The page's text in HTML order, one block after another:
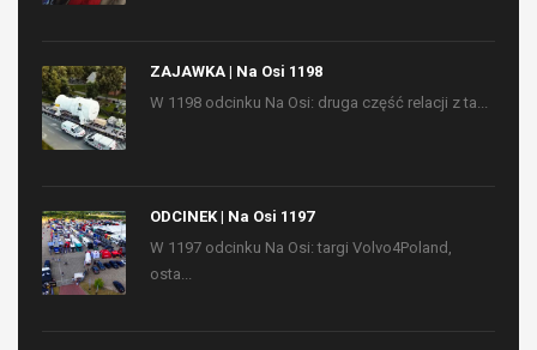
ZAJAWKA | Na Osi 1198
W 1198 odcinku Na Osi: druga część relacji z ta...
ODCINEK | Na Osi 1197
W 1197 odcinku Na Osi: targi Volvo4Poland,
osta...